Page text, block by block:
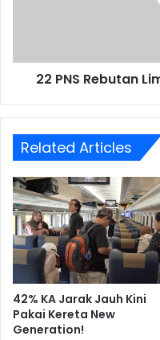
22 PNS Rebutan
Related Articles
42% KA Jarak Jauh Kini
Pakai Kereta New
Generation!